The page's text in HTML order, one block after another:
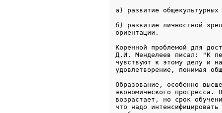
а) развитие
б) развитие личностной
ориентации.
Коренной проблемой для
Д.И. Менделеев писал: "К
чувствуют к этому делу и
удовлетворение, понимая
Образование, особенно
экономического прогресса.
возрастает, но срок
что надо